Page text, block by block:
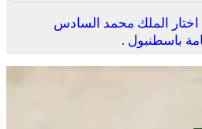
الملك محمد السادس
باسطنبول .